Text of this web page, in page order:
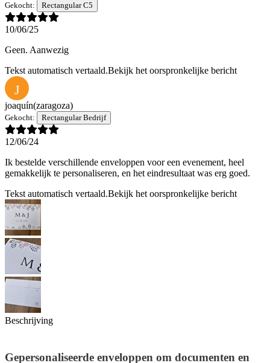
Gekocht: Rectangular C5
10/06/25
Geen. Aanwezig
Tekst automatisch vertaald.Bekijk het oorspronkelijke bericht
J
joaquín(zaragoza)
Gekocht: Rectangular Bedrijf
12/06/24
Ik bestelde verschillende enveloppen voor een evenement, heel
gemakkelijk te personaliseren, en het eindresultaat was erg goed.
Tekst automatisch vertaald.Bekijk het oorspronkelijke bericht
Beschrijving
Gepersonaliseerde enveloppen om documenten en